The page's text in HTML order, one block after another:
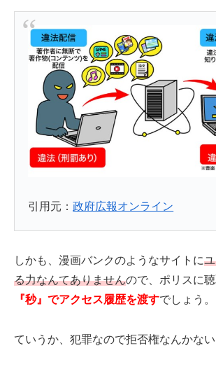
引用元：政府広報オンライン
しかも、漫画バンクのようなサイトに
る力なんてありませんので、ポリスに
『秒』でアクセス履歴を渡すでしょう。
ていうか、犯罪なので拒否権なんかない